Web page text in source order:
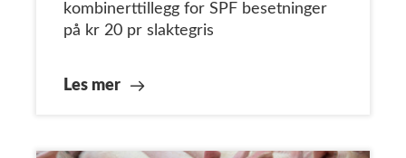
kombinerttillegg for SPF besetninger
på kr 20 pr slaktegris
Les mer